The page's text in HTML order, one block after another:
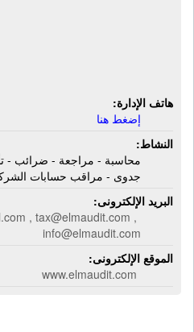
هاتف الإدارة:
إضغط هنا
النشاط:
محاسبة - مراجعة - ضرائب
جدوى - مراقب حسابات
البريد الإلكترونى:
, tax@elmaudit.com ,
info@elmaudit.com
الموقع الإلكترونى:
www.elmaudit.com